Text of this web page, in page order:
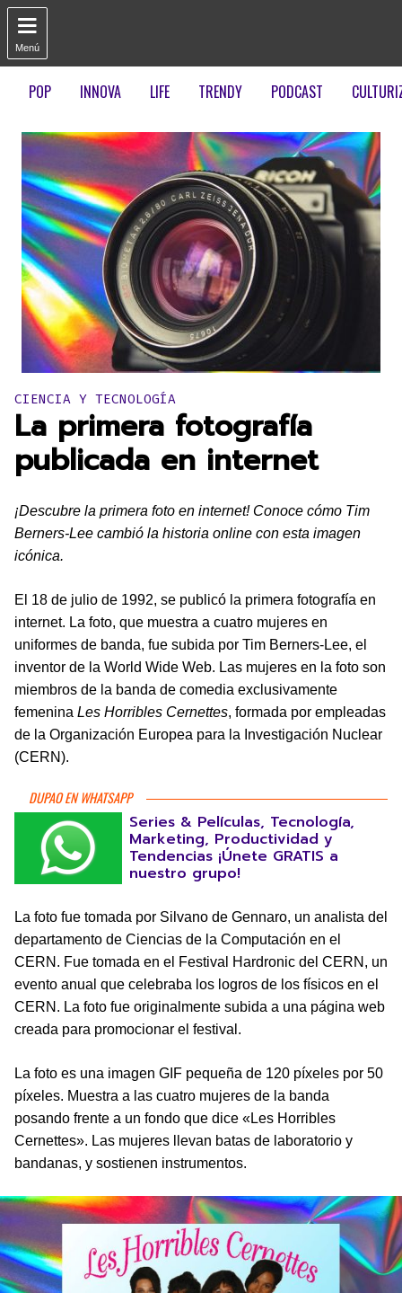

Menú
POP INNOVA LIFE TRENDY PODCAST
Publicado en:
CIENCIA Y TECNOLOGÍA
La primera fotografía
publicada en internet
¡Descubre la primera foto en internet! Conoce cómo Tim
Berners-Lee cambió la historia online con esta imagen
icónica.
El 18 de julio de 1992, se publicó la primera fotografía en
internet. La foto, que muestra a cuatro mujeres en
uniformes de banda, fue subida por Tim Berners-Lee, el
inventor de la World Wide Web. Las mujeres en la foto son
miembros de la banda de comedia exclusivamente
femenina Les Horribles Cernettes, formada por empleadas
de la Organización Europea para la Investigación Nuclear
(CERN).
DUPAO EN WHATSAPP
Series & Películas, Tecnología,
Marketing, Productividad y
Tendencias ¡Únete GRATIS a
nuestro grupo!
La foto fue tomada por Silvano de Gennaro, un analista del
departamento de Ciencias de la Computación en el
CERN. Fue tomada en el Festival Hardronic del CERN, un
evento anual que celebraba los logros de los físicos en el
CERN. La foto fue originalmente subida a una página web
creada para promocionar el festival.
La foto es una imagen GIF pequeña de 120 píxeles por 50
píxeles. Muestra a las cuatro mujeres de la banda
posando frente a un fondo que dice «Les Horribles
Cernettes». Las mujeres llevan batas de laboratorio y
bandanas, y sostienen instrumentos.